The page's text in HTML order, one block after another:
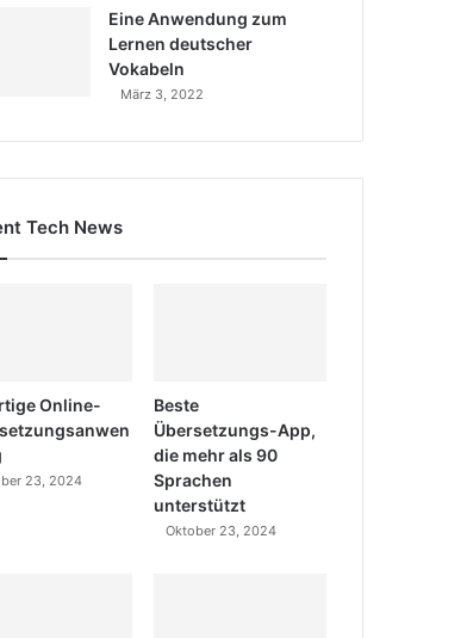
Eine Anwendung zum
Lernen deutscher
Vokabeln
März 3, 2022
Tech News
Online-
23, 2024
Beste
Übersetzungs-App,
die mehr als 90
Sprachen
unterstützt
Oktober 23, 2024